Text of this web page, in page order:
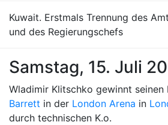
Kuwait. Erstmals Trennung des
und des Regierungschefs
Samstag, 15. Juli
Wladimir Klitschko gewinnt seinen
Barrett in der London Arena in
durch technischen K.o.